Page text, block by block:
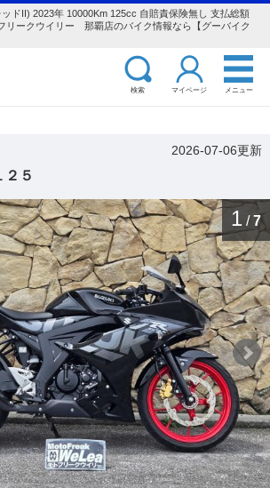
ドII) 2023年 10000Km 125cc 自賠責保険無し 支払総額
リークウイリー 那覇店のバイク情報なら【グーバイク
検索 マイページ メニュー
2026-07-06更新
２５
1 / 7